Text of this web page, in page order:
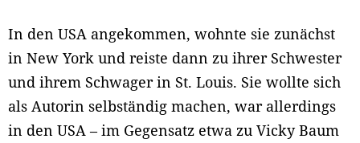
In den USA angekommen, wohnte sie zunächst
in New York und reiste dann zu ihrer Schwester
und ihrem Schwager in St. Louis. Sie wollte sich
als Autorin selbständig machen, war allerdings
in den USA – im Gegensatz etwa zu Vicky Baum